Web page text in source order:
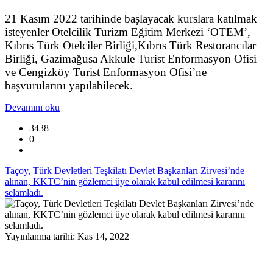
21 Kasım 2022 tarihinde başlayacak kurslara katılmak
isteyenler Otelcilik Turizm Eğitim Merkezi ‘OTEM’,
Kıbrıs Türk Otelciler Birliği,Kıbrıs Türk Restorancılar
Birliği, Gazimağusa Akkule Turist Enformasyon Ofisi
ve Cengizköy Turist Enformasyon Ofisi’ne
başvurularını yapılabilecek.
Devamını oku
3438
0
Taçoy, Türk Devletleri Teşkilatı Devlet Başkanları Zirvesi’nde
alınan, KKTC’nin gözlemci üye olarak kabul edilmesi kararını
selamladı.
Yayınlanma tarihi: Kas 14, 2022